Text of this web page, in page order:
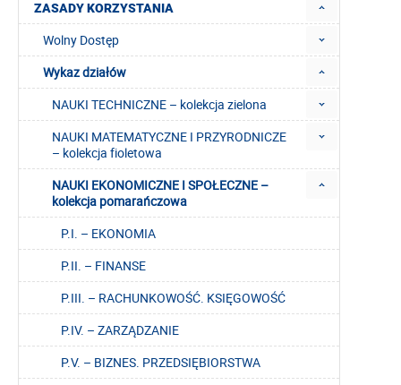
ZASADY KORZYSTANIA
Wolny Dostęp
Wykaz działów
NAUKI TECHNICZNE – kolekcja zielona
NAUKI MATEMATYCZNE I PRZYRODNICZE
– kolekcja fioletowa
NAUKI EKONOMICZNE I SPOŁECZNE –
kolekcja pomarańczowa
P.I. – EKONOMIA
P.II. – FINANSE
P.III. – RACHUNKOWOŚĆ. KSIĘGOWOŚĆ
P.IV. – ZARZĄDZANIE
P.V. – BIZNES. PRZEDSIĘBIORSTWA